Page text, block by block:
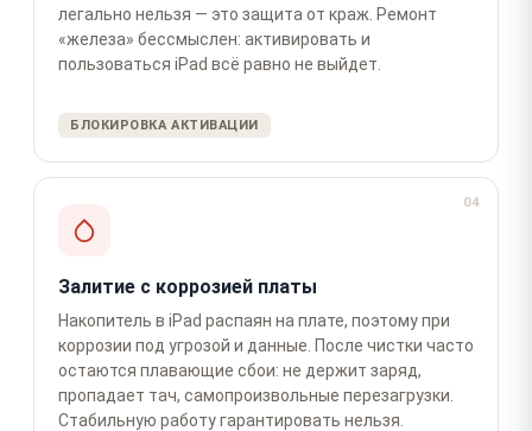
легально нельзя — это защита от краж. Ремонт
«железа» бессмыслен: активировать и
пользоваться iPad всё равно не выйдет.
БЛОКИРОВКА АКТИВАЦИИ
04
Залитие с коррозией платы
Накопитель в iPad распаян на плате, поэтому при
коррозии под угрозой и данные. После чистки часто
остаются плавающие сбои: не держит заряд,
пропадает тач, самопроизвольные перезагрузки.
Стабильную работу гарантировать нельзя.